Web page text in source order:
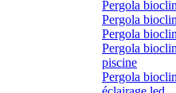
Pergola
Pergola
Pergola
Pergola
piscine
Pergola